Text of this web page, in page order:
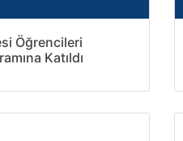
Öğrencileri
Katıldı